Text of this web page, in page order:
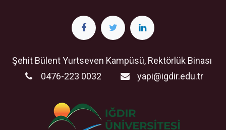
Şehit Bülent Yurtseven Kampüsü, Rektörlük Binası
0476-223 0032
yapi@igdir.edu.tr